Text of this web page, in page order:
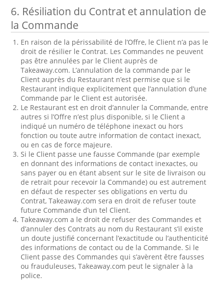
6. Résiliation du Contrat et annulation de
la Commande
En raison de la périssabilité de l’Offre, le Client n’a pas le
droit de résilier le Contrat. Les Commandes ne peuvent
pas être annulées par le Client auprès de
Takeaway.com. L’annulation de la commande par le
Client auprès du Restaurant n’est permise que si le
Restaurant indique explicitement que l’annulation d’une
Commande par le Client est autorisée.
Le Restaurant est en droit d’annuler la Commande, entre
autres si l’Offre n’est plus disponible, si le Client a
indiqué un numéro de téléphone inexact ou hors
fonction ou toute autre information de contact inexact,
ou en cas de force majeure.
Si le Client passe une fausse Commande (par exemple
en donnant des informations de contact inexactes, ou
sans payer ou en étant absent sur le site de livraison ou
de retrait pour recevoir la Commande) ou est autrement
en défaut de respecter ses obligations en vertu du
Contrat, Takeaway.com sera en droit de refuser toute
future Commande d’un tel Client.
Takeaway.com a le droit de refuser des Commandes et
d’annuler des Contrats au nom du Restaurant s’il existe
un doute justifié concernant l’exactitude ou l’authenticité
des informations de contact ou de la Commande. Si le
Client passe des Commandes qui s’avèrent être fausses
ou frauduleuses, Takeaway.com peut le signaler à la
police.